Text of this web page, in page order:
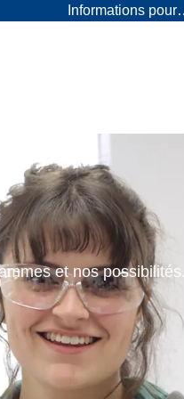
Informations
et nos possibilités.